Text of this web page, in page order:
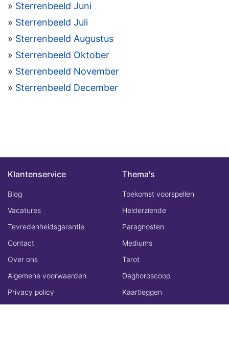
» Sterrenbeeld Juni
» Sterrenbeeld Juli
» Sterrenbeeld Augustus
» Sterrenbeeld Oktober
» Sterrenbeeld November
» Sterrenbeeld December
Klantenservice
Blog
Vacatures
Tevredenheidsgarantie
Contact
Over ons
Algemene voorwaarden
Privacy policy
Thema's
Toekomst voorspellen
Helderziende
Paragnosten
Mediums
Tarot
Daghoroscoop
Kaartleggen